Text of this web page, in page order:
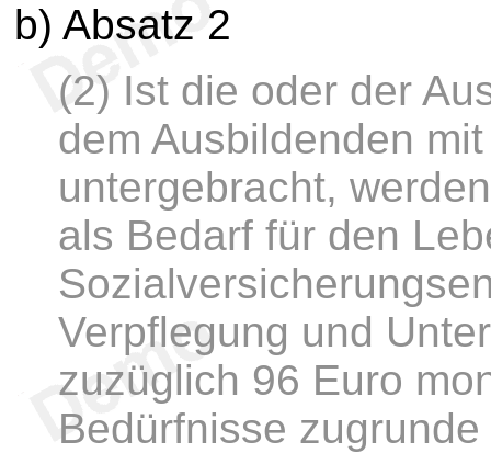
b) Absatz 2
(2) Ist die oder der
dem Ausbildenden
untergebracht,
als Bedarf für den
Verpflegung und
zuzüglich 96 Euro
Bedürfnisse